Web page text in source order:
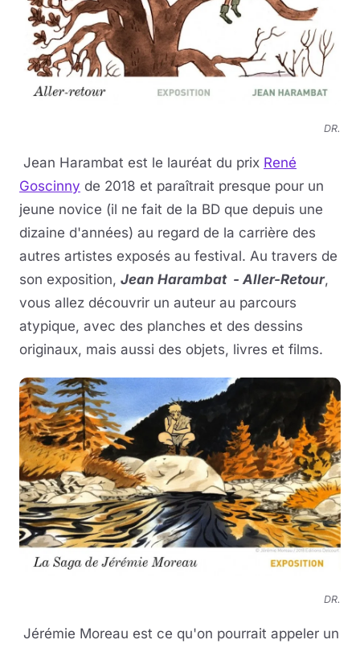
DR.
Jean Harambat est le lauréat du prix René
Goscinny de 2018 et paraîtrait presque pour un
jeune novice (il ne fait de la BD que depuis une
dizaine d'années) au regard de la carrière des
autres artistes exposés au festival. Au travers de
son exposition, Jean Harambat - Aller-Retour,
vous allez découvrir un auteur au parcours
atypique, avec des planches et des dessins
originaux, mais aussi des objets, livres et films.
DR.
Jérémie Moreau est ce qu'on pourrait appeler un